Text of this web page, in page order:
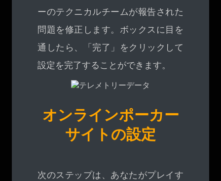
ーのテクニカルチームが報告された
問題を修正します。ボックスに目を
通したら、「完了」をクリックして
設定を完了することができます。
オンラインポーカー
サイトの設定
次のステップは、あなたがプレイす